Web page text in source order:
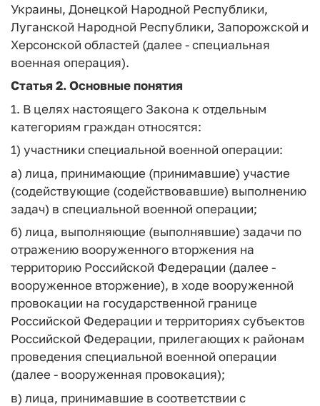
Украины, Донецкой Народной Республики,
Луганской Народной Республики, Запорожской и
Херсонской областей (далее - специальная
военная операция).
Статья 2.Основные понятия
1. В целях настоящего Закона к отдельным
категориям граждан относятся:
1) участники специальной военной операции:
а) лица, принимающие (принимавшие) участие
(содействующие (содействовавшие) выполнению
задач) в специальной военной операции;
б) лица, выполняющие (выполнявшие) задачи по
отражению вооруженного вторжения на
территорию Российской Федерации (далее -
вооруженное вторжение), в ходе вооруженной
провокации на государственной границе
Российской Федерации и территориях субъектов
Российской Федерации, прилегающих к районам
проведения специальной военной операции
(далее - вооруженная провокация);
в) лица, принимавшие в соответствии с